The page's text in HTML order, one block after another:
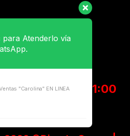
11:00 a 21:00
para Atenderlo vía
"Carolina" EN LINEA